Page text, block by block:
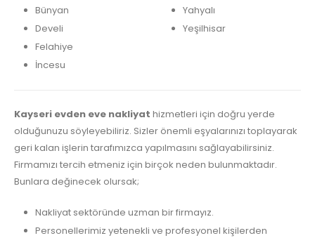
Bünyan
Develi
Felahiye
İncesu
Yahyalı
Yeşilhisar
Kayseri evden eve nakliyat hizmetleri için doğru yerde
olduğunuzu söyleyebiliriz. Sizler önemli eşyalarınızı toplayarak
geri kalan işlerin tarafımızca yapılmasını sağlayabilirsiniz.
Firmamızı tercih etmeniz için birçok neden bulunmaktadır.
Bunlara değinecek olursak;
Nakliyat sektöründe uzman bir firmayız.
Personellerimiz yetenekli ve profesyonel kişilerden